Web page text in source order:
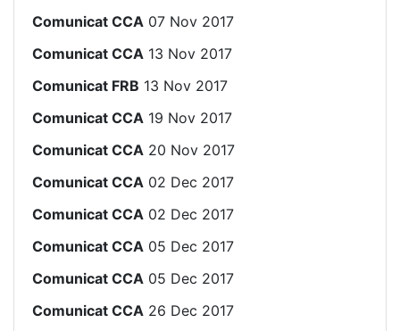
Comunicat CCA 07 Nov 2017
Comunicat CCA 13 Nov 2017
Comunicat FRB 13 Nov 2017
Comunicat CCA 19 Nov 2017
Comunicat CCA 20 Nov 2017
Comunicat CCA 02 Dec 2017
Comunicat CCA 02 Dec 2017
Comunicat CCA 05 Dec 2017
Comunicat CCA 05 Dec 2017
Comunicat CCA 26 Dec 2017